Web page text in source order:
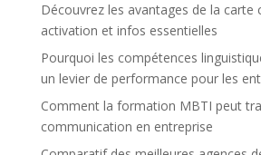
Découvrez les avantages de la carte
activation et infos essentielles
Pourquoi les compétences
un levier de performance pour les
Comment la formation MBTI peut
communication en entreprise